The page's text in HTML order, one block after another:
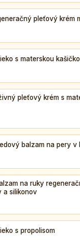
pleťový krém
s materskou
pleťový krém s
balzam na pery v
na ruky
a silikonov
s propolisom